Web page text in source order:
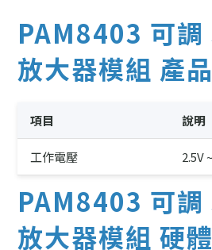
PAM8403 可調
放大器模組 產
項目 說明
工作電壓 2.5V
PAM8403 可調
放大器模組 硬